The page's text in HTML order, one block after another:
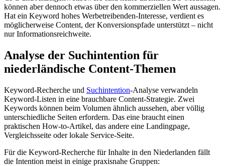
können aber dennoch etwas über den kommerziellen Wert aussagen.
Hat ein Keyword hohes Werbetreibenden-Interesse, verdient es
möglicherweise Content, der Konversionspfade unterstützt – nicht
nur Informationsreichweite.
Analyse der Suchintention für
niederländische Content-Themen
Keyword-Recherche und Suchintention-Analyse verwandeln
Keyword-Listen in eine brauchbare Content-Strategie. Zwei
Keywords können beim Volumen ähnlich aussehen, aber völlig
unterschiedliche Seiten erfordern. Das eine braucht einen
praktischen How-to-Artikel, das andere eine Landingpage,
Vergleichsseite oder lokale Service-Seite.
Für die Keyword-Recherche für Inhalte in den Niederlanden fällt
die Intention meist in einige praxisnahe Gruppen: